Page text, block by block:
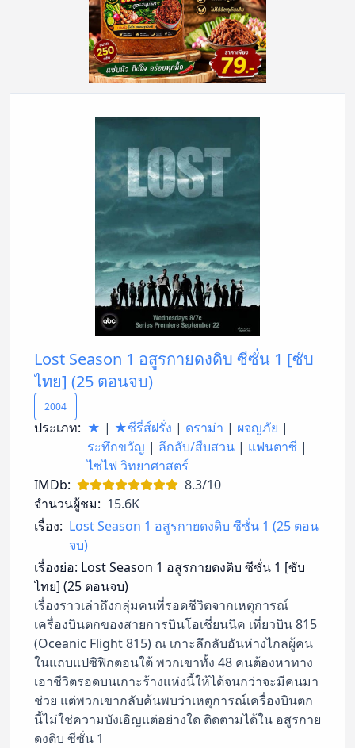
Lost Season 1 อสูรกายดงดิบ ซีซั่น 1 [ซับ
ไทย] (25 ตอนจบ)
2004
ประเภท: ★ | ★ซีรี่ส์ฝรั่ง | ดราม่า | ผจญภัย |
ระทึกขวัญ | ลึกลับ/สืบสวน | แฟนตาซี |
ไซไฟ วิทยาศาสตร์
IMDb:
8.3/10
จำนวนผู้ชม: 15.6K
เรื่อง: Lost Season 1 อสูรกายดงดิบ ซีซั่น 1 (25 ตอน
จบ)
เรื่องย่อ: Lost Season 1 อสูรกายดงดิบ ซีซั่น 1 [ซับ
ไทย] (25 ตอนจบ)
เรื่องราวเล่าถึงกลุ่มคนที่รอดชีวิตจากเหตุการณ์
เครื่องบินตกของสายการบินโอเชี่ยนนิค เที่ยวบิน 815
(Oceanic Flight 815) ณ เกาะลึกลับอันห่างไกลผู้คน
ในแถบแปซิฟิกตอนใต้ พวกเขาทั้ง 48 คนต้องหาทาง
เอาชีวิตรอดบนเกาะร้างแห่งนี้ให้ได้จนกว่าจะมีคนมา
ช่วย แต่พวกเขากลับค้นพบว่าเหตุการณ์เครื่องบินตก
นี้ไม่ใช่ความบังเอิญแต่อย่างใด ติดตามได้ใน อสูรกาย
ดงดิบ ซีซั่น 1